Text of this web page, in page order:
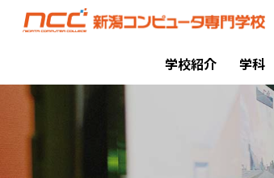
学校紹介 学科